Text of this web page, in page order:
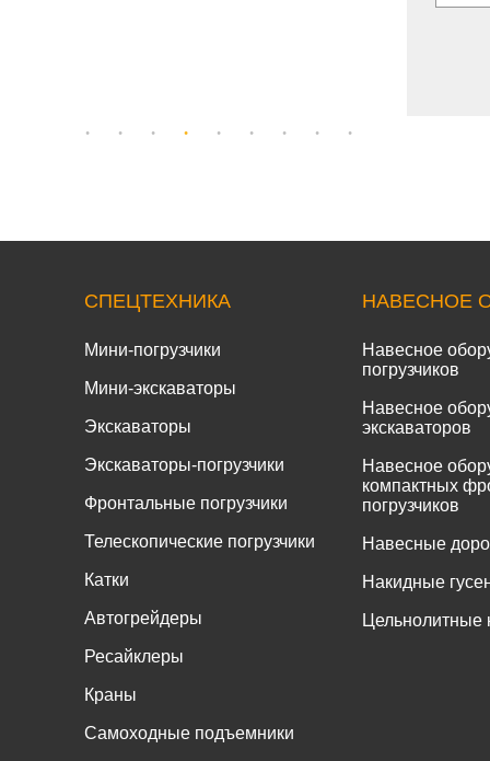
СПЕЦТЕХНИКА
Мини-погрузчики
Мини-экскаваторы
Экскаваторы
Экскаваторы-погрузчики
Фронтальные погрузчики
Телескопические погрузчики
Катки
Автогрейдеры
Ресайклеры
Краны
Самоходные подъемники
НАВЕСНОЕ
Навесное
погрузчиков
Навесное
экскаваторов
Навесное
компактных
погрузчиков
Навесные
Накидные
Цельнолитные